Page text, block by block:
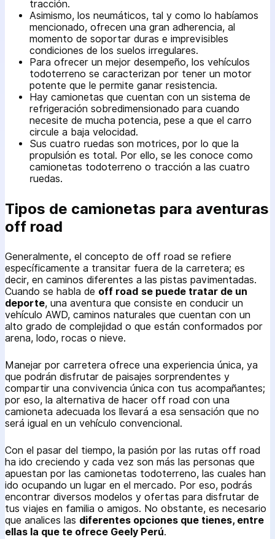
tracción.
Asimismo, los neumáticos, tal y como lo habíamos
mencionado, ofrecen una gran adherencia, al
momento de soportar duras e imprevisibles
condiciones de los suelos irregulares.
Para ofrecer un mejor desempeño, los vehículos
todoterreno se caracterizan por tener un motor
potente que le permite ganar resistencia.
Hay camionetas que cuentan con un sistema de
refrigeración sobredimensionado para cuando
necesite de mucha potencia, pese a que el carro
circule a baja velocidad.
Sus cuatro ruedas son motrices, por lo que la
propulsión es total. Por ello, se les conoce como
camionetas todoterreno o tracción a las cuatro
ruedas.
Tipos de camionetas para aventuras
off road
Generalmente, el concepto de off road se refiere
específicamente a transitar fuera de la carretera; es
decir, en caminos diferentes a las pistas pavimentadas.
Cuando se habla de off road se puede tratar de un
deporte, una aventura que consiste en conducir un
vehículo AWD, caminos naturales que cuentan con un
alto grado de complejidad o que están conformados por
arena, lodo, rocas o nieve.
Manejar por carretera ofrece una experiencia única, ya
que podrán disfrutar de paisajes sorprendentes y
compartir una convivencia única con tus acompañantes;
por eso, la alternativa de hacer off road con una
camioneta adecuada los llevará a esa sensación que no
será igual en un vehículo convencional.
Con el pasar del tiempo, la pasión por las rutas off road
ha ido creciendo y cada vez son más las personas que
apuestan por las camionetas todoterreno, las cuales han
ido ocupando un lugar en el mercado. Por eso, podrás
encontrar diversos modelos y ofertas para disfrutar de
tus viajes en familia o amigos. No obstante, es necesario
que analices las diferentes opciones que tienes, entre
ellas la que te ofrece Geely Perú.